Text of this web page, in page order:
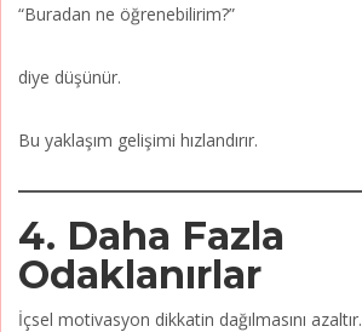
“Buradan ne öğrenebilirim?”
diye düşünür.
Bu yaklaşım gelişimi hızlandırır.
4. Daha Fazla
Odaklanırlar
İçsel motivasyon dikkatin dağılmasını azaltır.